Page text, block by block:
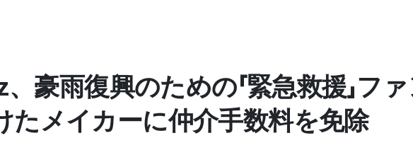
豪雨復興のための「緊急救援」フ
たメイカーに仲介手数料を免除